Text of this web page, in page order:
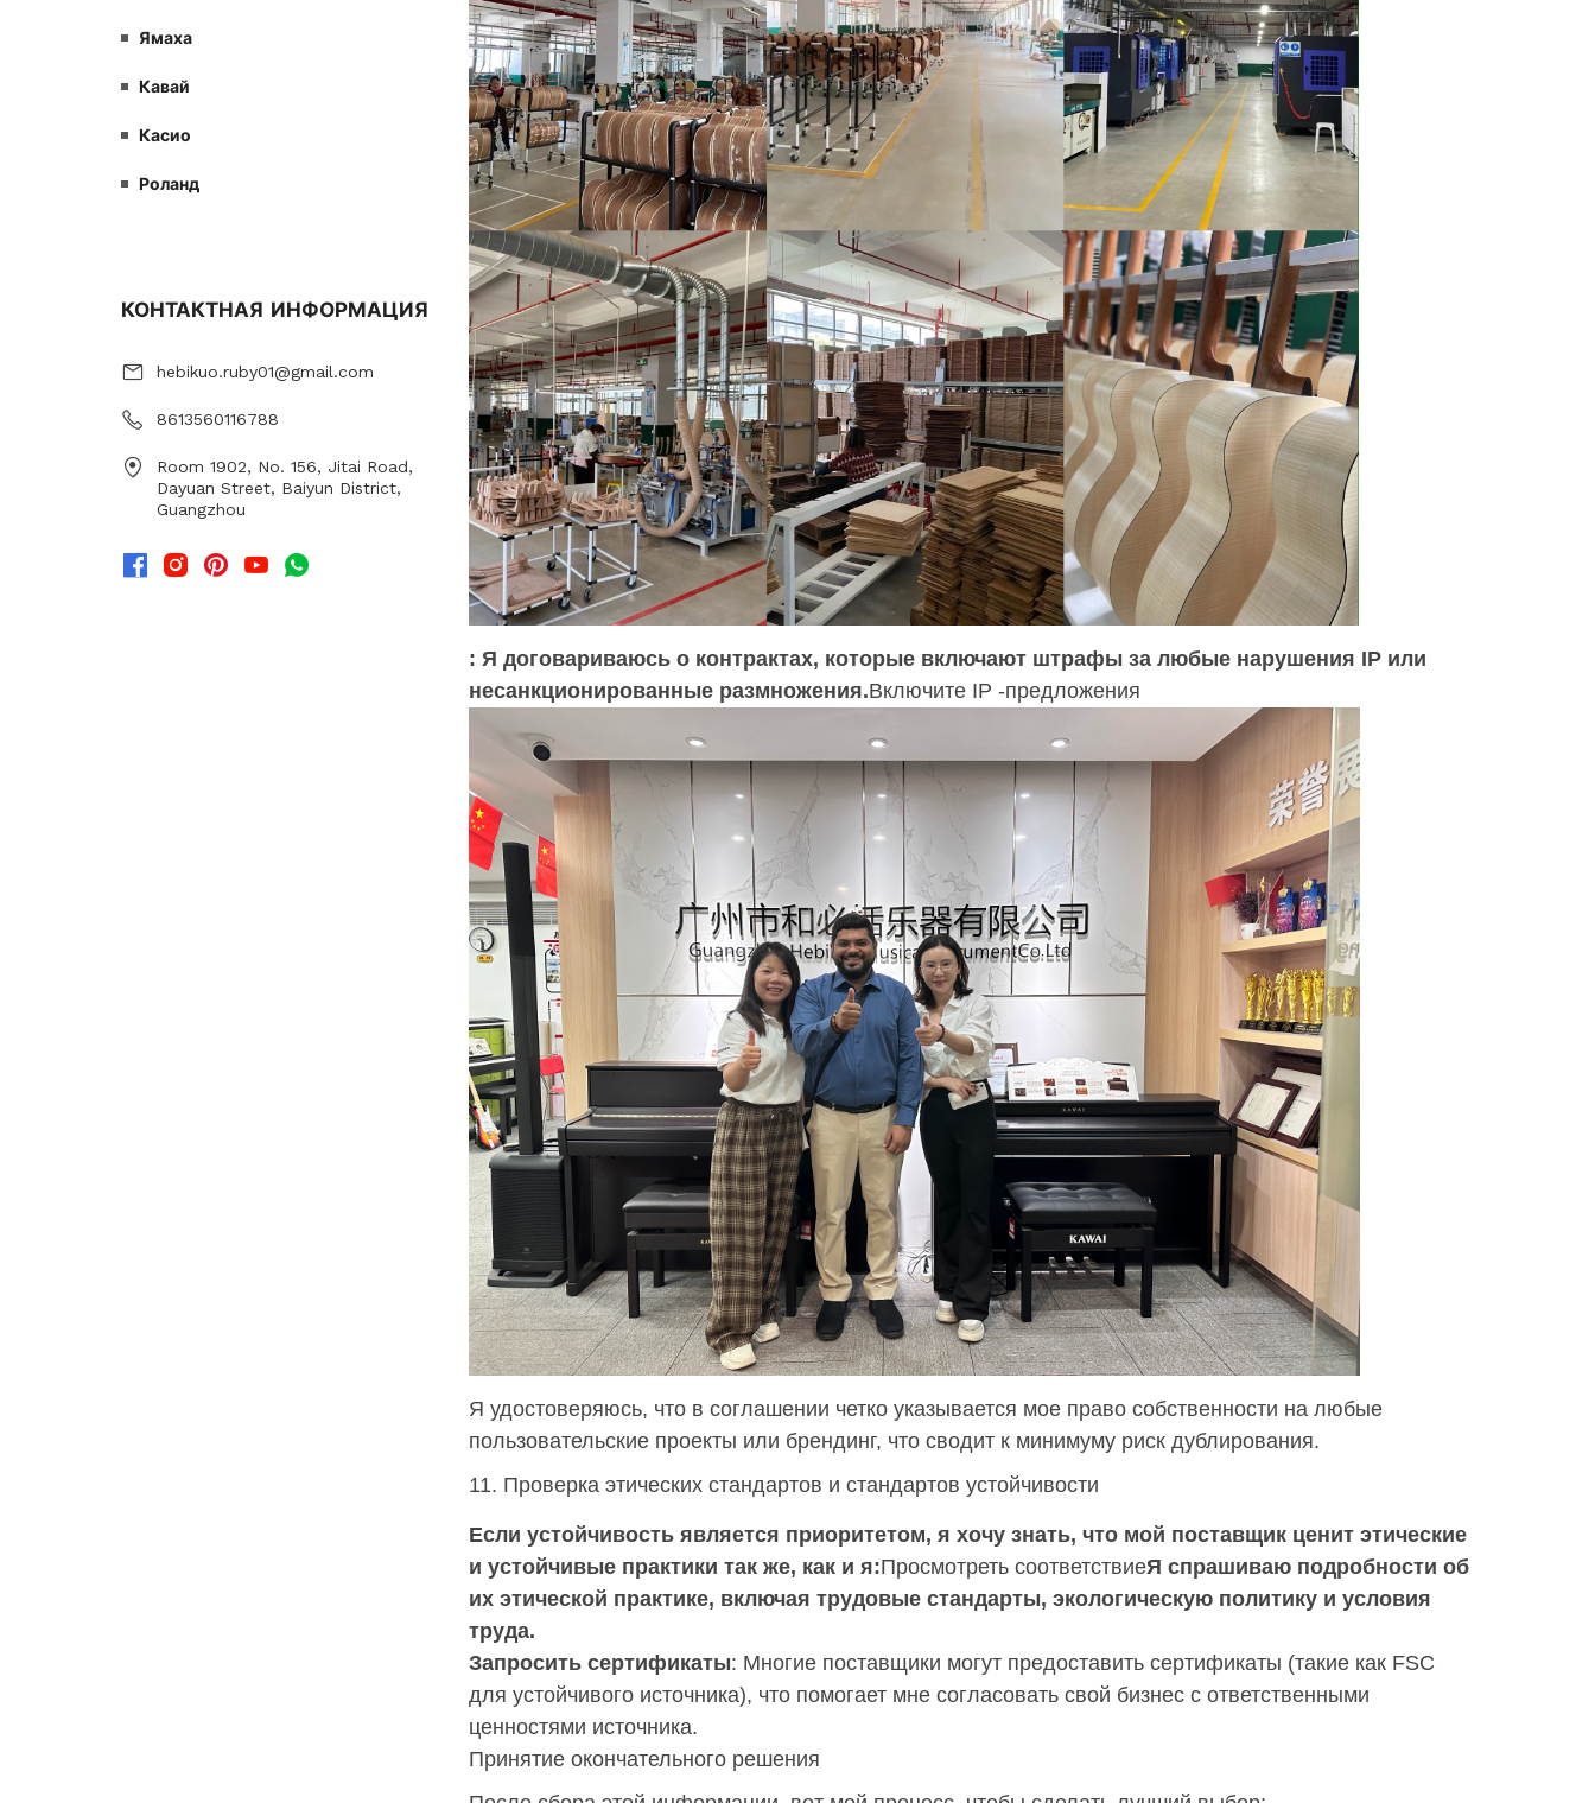
Ямаха
Кавай
Касио
Роланд
КОНТАКТНАЯ ИНФОРМАЦИЯ
hebikuo.ruby01@gmail.com
8613560116788
Room 1902, No. 156, Jitai Road,
Dayuan Street, Baiyun District,
Guangzhou
: Я договариваюсь о контрактах, которые включают штрафы за любые нарушения IP или
несанкционированные размножения.Включите IP -предложения
Я удостоверяюсь, что в соглашении четко указывается мое право собственности на любые
пользовательские проекты или брендинг, что сводит к минимуму риск дублирования.
11. Проверка этических стандартов и стандартов устойчивости
Если устойчивость является приоритетом, я хочу знать, что мой поставщик ценит этические
и устойчивые практики так же, как и я:Просмотреть соответствиеЯ спрашиваю подробности об
их этической практике, включая трудовые стандарты, экологическую политику и условия
труда.
Запросить сертификаты: Многие поставщики могут предоставить сертификаты (такие как FSC
для устойчивого источника), что помогает мне согласовать свой бизнес с ответственными
ценностями источника.
Принятие окончательного решения